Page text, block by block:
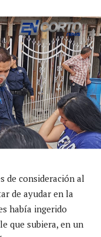
de consideración al
de ayudar en la
había ingerido
que subiera, en un